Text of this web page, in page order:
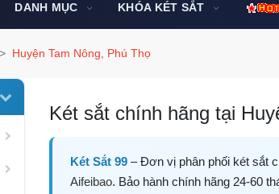
DANH MỤC KHÓA KÉT SẮT
Huyện Tam Nông, Phú Thọ
Két sắt chính hãng tại
Két Sắt 99– Đơn vị phân phối két sắt
Aifeibao. Bảo hành chính hãng 24-60